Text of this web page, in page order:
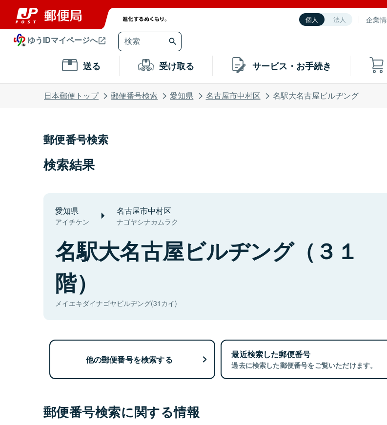
個人 法人 企業
ゆうIDマイページへ
送る 受け取る サービス・お手続き
日本郵便トップ 郵便番号検索 愛知県 名古屋市中村区 名駅大名古屋ビルヂング
郵便番号検索
検索結果
愛知県
アイチケン
名古屋市中村区
ナゴヤシナカムラク
名駅大名古屋ビルヂング（３１
階）
メイエキダイナゴヤビルヂング(31カイ)
他の郵便番号を検索する 最近検索した郵便番号
過去に検索した郵便番号をご覧いただけます。
郵便番号検索に関する情報